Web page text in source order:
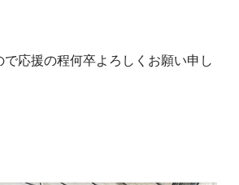
応援の程何卒よろしくお願い申し